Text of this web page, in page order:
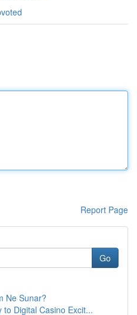
Report Page
Go
Ne Sunar?
Digital Casino Excit...